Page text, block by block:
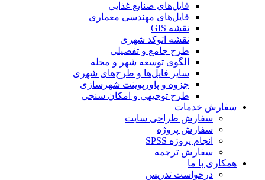
فایل‌های صنایع غذایی
فایل‌های مهندسی معماری
نقشه GIS
نقشه اتوکد شهری
طرح جامع و تفصیلی
الگوی توسعه شهر و محله
سایر فایل‌ها و طرح‌های شهری
جزوه و پاورپوینت شهرسازی
طرح توجیهی و امکان سنجی
سفارش خدمات
سفارش طراحی سایت
سفارش پروژه
انجام پروژه SPSS
سفارش ترجمه
همکاری با ما
درخواست تدریس